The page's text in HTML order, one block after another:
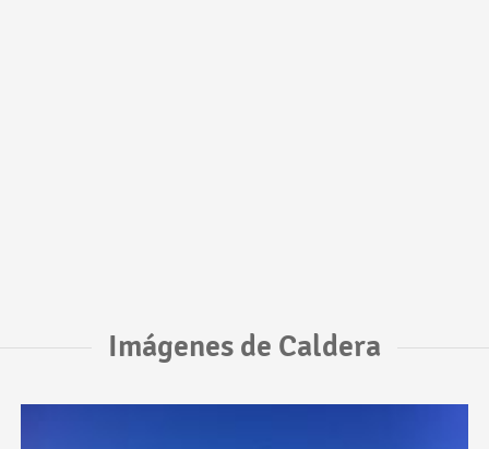
Imágenes de Caldera